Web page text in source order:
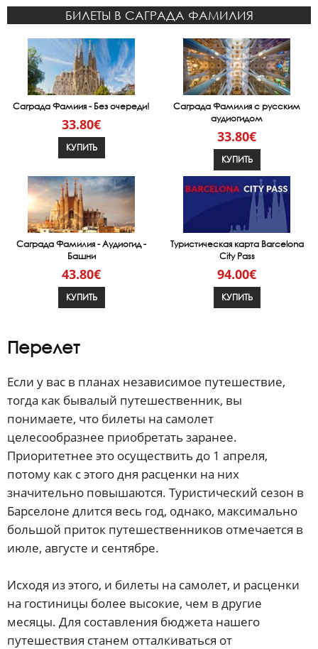
БИЛЕТЫ В САГРАДА ФАМИЛИЯ
Саграда Фамиия - Без очереди!
33.80€
КУПИТЬ
Саграда Фамилия с русским
аудиогидом
33.80€
КУПИТЬ
Саграда Фамилия - Аудиогид -
Башни
43.80€
КУПИТЬ
Туристическая карта Barcelona
City Pass
94.00€
КУПИТЬ
Перелет
Если у вас в планах независимое путешествие,
тогда как бывалый путешественник, вы
понимаете, что билеты на самолет
целесообразнее приобретать заранее.
Приоритетнее это осуществить до 1 апреля,
потому как с этого дня расценки на них
значительно повышаются. Туристический сезон в
Барселоне длится весь год, однако, максимально
большой приток путешественников отмечается в
июле, августе и сентябре.
Исходя из этого, и билеты на самолет, и расценки
на гостиницы более высокие, чем в другие
месяцы. Для составления бюджета нашего
путешествия станем отталкиваться от